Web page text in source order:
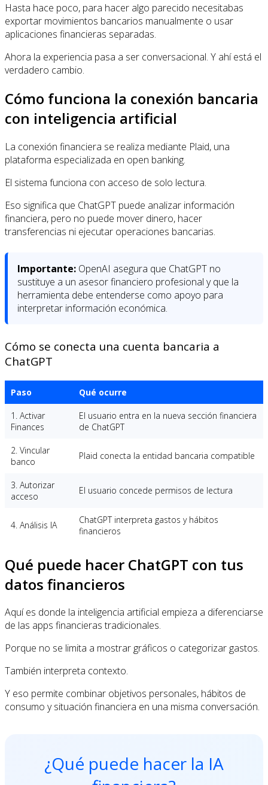
Hasta hace poco, para hacer algo parecido necesitabas
exportar movimientos bancarios manualmente o usar
aplicaciones financieras separadas.
Ahora la experiencia pasa a ser conversacional. Y ahí está el
verdadero cambio.
Cómo funciona la conexión bancaria
con inteligencia artificial
La conexión financiera se realiza mediante Plaid, una
plataforma especializada en open banking.
El sistema funciona con acceso de solo lectura.
Eso significa que ChatGPT puede analizar información
financiera, pero no puede mover dinero, hacer
transferencias ni ejecutar operaciones bancarias.
Importante: OpenAI asegura que ChatGPT no
sustituye a un asesor financiero profesional y que la
herramienta debe entenderse como apoyo para
interpretar información económica.
Cómo se conecta una cuenta bancaria a
ChatGPT
Paso Qué ocurre
1. Activar
Finances
El usuario entra en la nueva sección financiera
de ChatGPT
2. Vincular
banco
Plaid conecta la entidad bancaria compatible
3. Autorizar
acceso
El usuario concede permisos de lectura
4. Análisis IA
ChatGPT interpreta gastos y hábitos
financieros
Qué puede hacer ChatGPT con tus
datos financieros
Aquí es donde la inteligencia artificial empieza a diferenciarse
de las apps financieras tradicionales.
Porque no se limita a mostrar gráficos o categorizar gastos.
También interpreta contexto.
Y eso permite combinar objetivos personales, hábitos de
consumo y situación financiera en una misma conversación.
¿Qué puede hacer la IA